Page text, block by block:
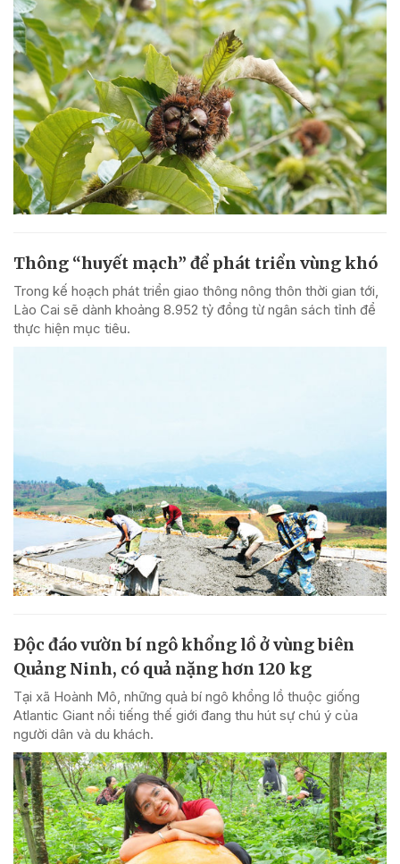
Thông “huyết mạch” để phát triển vùng khó
Trong kế hoạch phát triển giao thông nông thôn thời gian tới,
Lào Cai sẽ dành khoảng 8.952 tỷ đồng từ ngân sách tỉnh để
thực hiện mục tiêu.
Độc đáo vườn bí ngô khổng lồ ở vùng biên
Quảng Ninh, có quả nặng hơn 120 kg
Tại xã Hoành Mô, những quả bí ngô khổng lồ thuộc giống
Atlantic Giant nổi tiếng thế giới đang thu hút sự chú ý của
người dân và du khách.